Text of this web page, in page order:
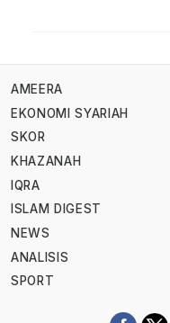
AMEERA
EKONOMI SYARIAH
SKOR
KHAZANAH
IQRA
ISLAM DIGEST
NEWS
ANALISIS
SPORT